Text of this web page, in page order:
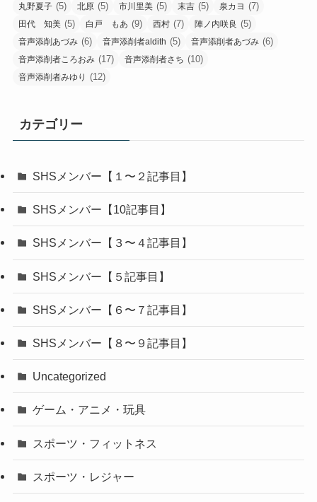
丸野夏子 (5) 北原 (5) 市川里美 (5) 末吉 (5) 泉カヨ (7)
田代 知美 (5) 白戸 もあ (9) 西村 (7) 陣ノ内咲良 (5)
音声添削あづみ (6) 音声添削者aldith (5) 音声添削者あづみ (6)
音声添削者ころおみ (17) 音声添削者さち (10)
音声添削者みゆり (12)
カテゴリー
SHSメンバー【１〜２記事目】
SHSメンバー【10記事目】
SHSメンバー【３〜４記事目】
SHSメンバー【５記事目】
SHSメンバー【６〜７記事目】
SHSメンバー【８〜９記事目】
Uncategorized
ゲーム・アニメ・玩具
スポーツ・フィットネス
スポーツ・レジャー